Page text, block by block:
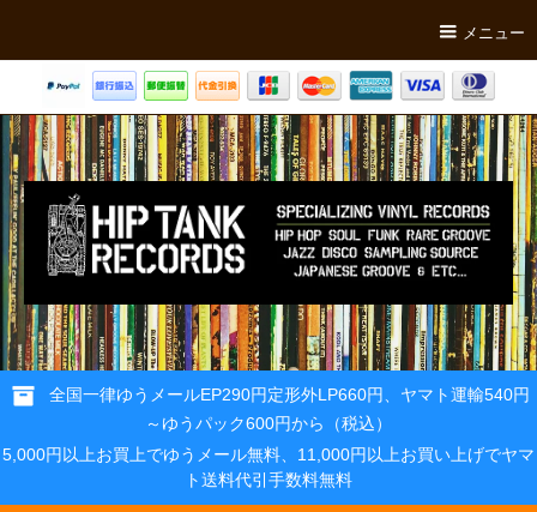
メニュー
全国一律ゆうメールEP290円定形外LP660円、ヤマト運輸540円
～ゆうパック600円から（税込）
5,000円以上お買上でゆうメール無料、11,000円以上お買い上げでヤマ
ト送料代引手数料無料